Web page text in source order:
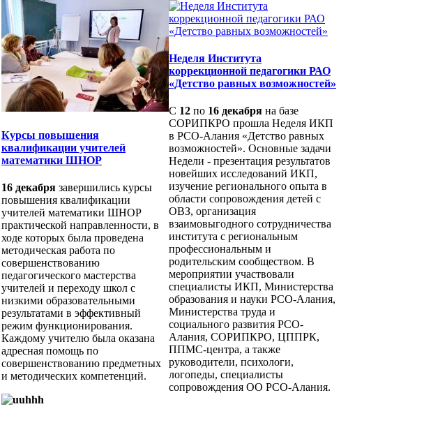
Курсы повышения
квалификации учителей
математики ШНОР
16 декабря завершились курсы
повышения квалификации
учителей математики ШНОР
практической направленности, в
ходе которых была проведена
методическая работа по
совершенствованию
педагогического мастерства
учителей и переходу школ с
низкими образовательными
результатами в эффективный
режим функционирования.
Каждому учителю была оказана
адресная помощь по
совершенствованию предметных
и методических компетенций.
Неделя Института
коррекционной педагогики РАО
«Детство равных возможностей»
С 12 по 16 декабря на базе
СОРИПКРО прошла Неделя ИКП
в РСО-Алания «Детство равных
возможностей». Основные задачи
Недели - презентация результатов
новейших исследований ИКП,
изучение регионального опыта в
области сопровождения детей с
ОВЗ, организация
взаимовыгодного сотрудничества
института с региональным
профессиональным и
родительским сообществом. В
мероприятии участвовали
специалисты ИКП, Министерства
образования и науки РСО-Алания,
Министерства труда и
социального развития РСО-
Алания, СОРИПКРО, ЦППРК,
ППМС-центра, а также
руководители, психологи,
логопеды, специалисты
сопровождения ОО РСО-Алания.